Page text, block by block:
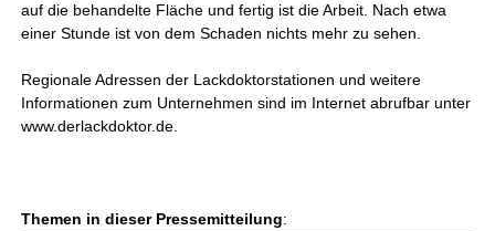
auf die behandelte Fläche und fertig ist die Arbeit. Nach etwa
einer Stunde ist von dem Schaden nichts mehr zu sehen.
Regionale Adressen der Lackdoktorstationen und weitere
Informationen zum Unternehmen sind im Internet abrufbar unter
www.derlackdoktor.de.
Themen in dieser Pressemitteilung: